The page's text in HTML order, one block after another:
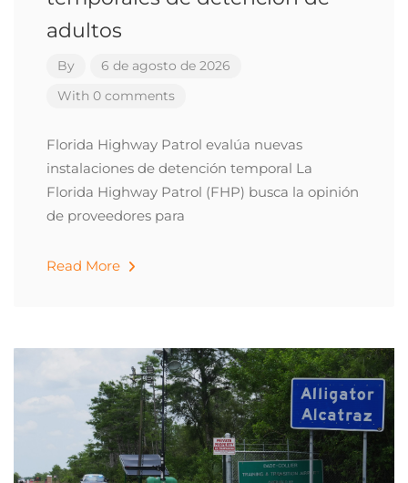
adultos
By
6 de agosto de 2026
With 0 comments
Florida Highway Patrol evalúa nuevas
instalaciones de detención temporal La
Florida Highway Patrol (FHP) busca la opinión
de proveedores para
Read More